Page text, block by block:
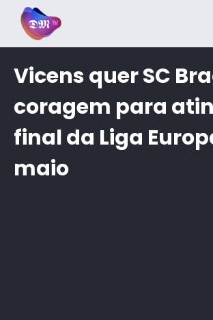
Vicens quer SC
coragem para
final da Liga
maio
Painel de Gerenciamento de Cookies